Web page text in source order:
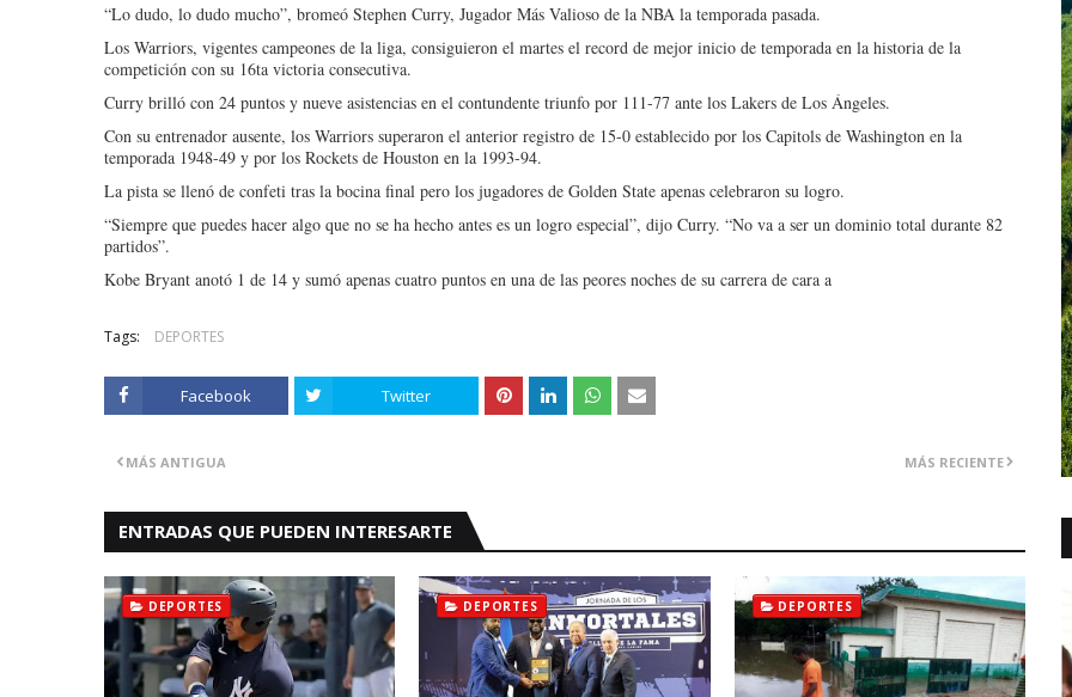
“Lo dudo, lo dudo mucho”, bromeó Stephen Curry, Jugador Más Valioso de la NBA la temporada pasada.
Los Warriors, vigentes campeones de la liga, consiguieron el martes el record de mejor inicio de temporada en la historia de la
competición con su 16ta victoria consecutiva.
Curry brilló con 24 puntos y nueve asistencias en el contundente triunfo por 111-77 ante los Lakers de Los Ángeles.
Con su entrenador ausente, los Warriors superaron el anterior registro de 15-0 establecido por los Capitols de Washington en la
temporada 1948-49 y por los Rockets de Houston en la 1993-94.
La pista se llenó de confeti tras la bocina final pero los jugadores de Golden State apenas celebraron su logro.
“Siempre que puedes hacer algo que no se ha hecho antes es un logro especial”, dijo Curry. “No va a ser un dominio total durante 82
partidos”.
Kobe Bryant anotó 1 de 14 y sumó apenas cuatro puntos en una de las peores noches de su carrera de cara a
Tags: DEPORTES
Facebook Twitter
MÁS RECIENTE
MÁS ANTIGUA
ENTRADAS QUE PUEDEN INTERESARTE
DEPORTES DEPORTES DEPORTES